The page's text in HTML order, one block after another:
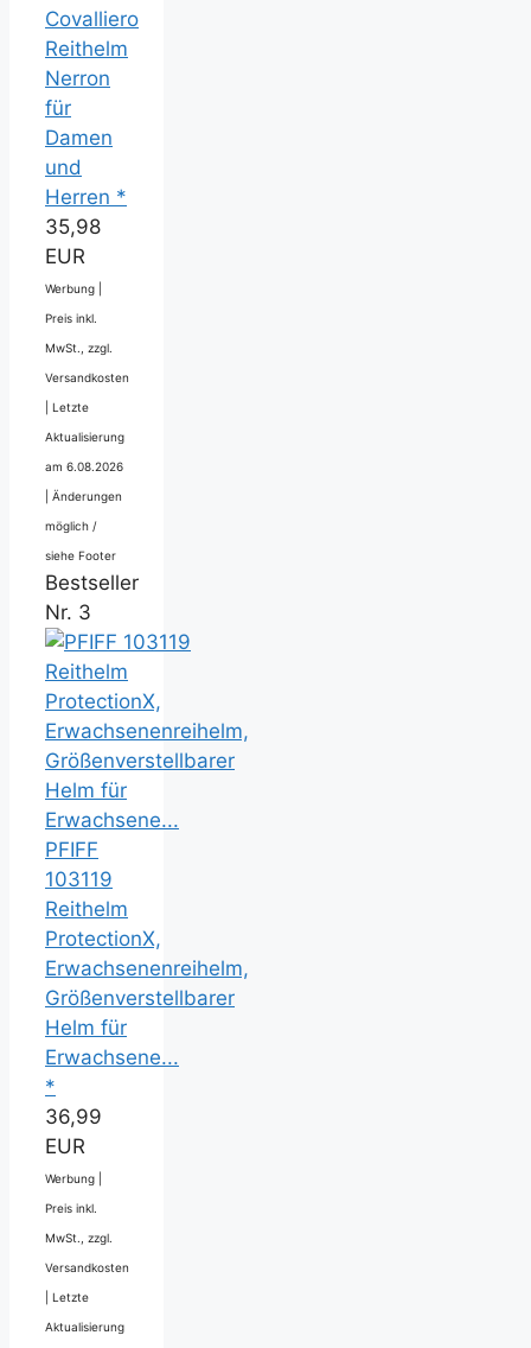
Covalliero
Reithelm
Nerron
für
Damen
und
Herren *
35,98
EUR
Werbung |
Preis inkl.
MwSt., zzgl.
Versandkosten
Letzte
Aktualisierung
am 6.08.2026
Änderungen
möglich /
siehe Footer
Bestseller
Nr. 3
PFIFF
103119
Reithelm
ProtectionX,
Erwachsenenreihelm,
Größenverstellbarer
Helm für
Erwachsene...
*
36,99
EUR
Werbung |
Preis inkl.
MwSt., zzgl.
Versandkosten
Letzte
Aktualisierung